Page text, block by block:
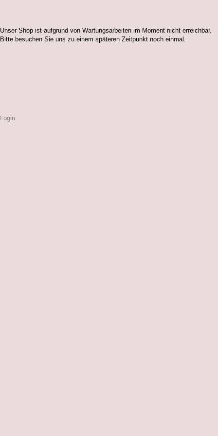
Unser Shop ist aufgrund von Wartungsarbeiten im Moment nicht erreichbar.
Bitte besuchen Sie uns zu einem späteren Zeitpunkt noch einmal.
Login